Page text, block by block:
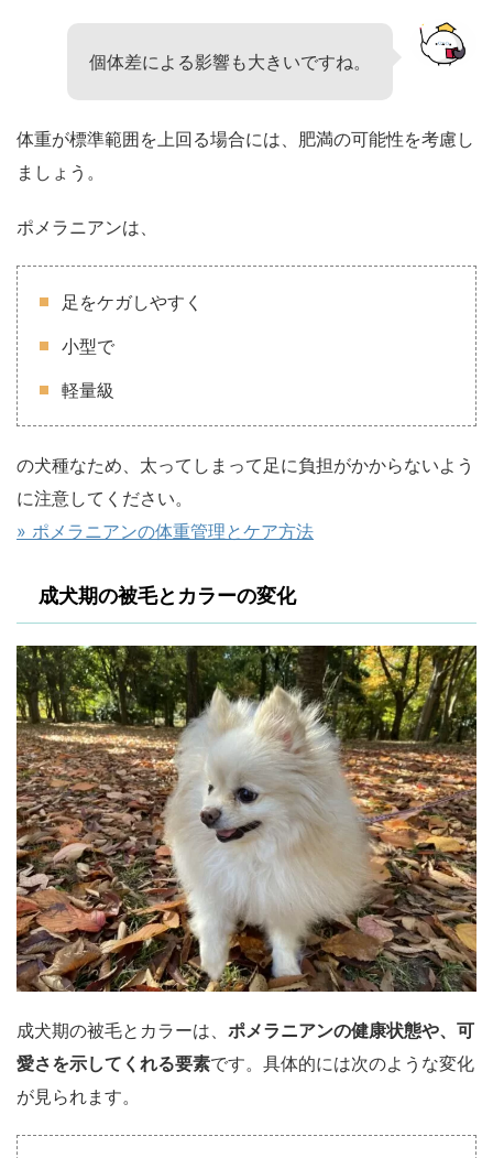
個体差による影響も大きいですね。
体重が標準範囲を上回る場合には、肥満の可能性を考慮し
ましょう。
ポメラニアンは、
足をケガしやすく
小型で
軽量級
の犬種なため、太ってしまって足に負担がかからないよう
に注意してください。
» ポメラニアンの体重管理とケア方法
成犬期の被毛とカラーの変化
成犬期の被毛とカラーは、 ポメラニアンの健康状態や、可
愛さを示してくれる要素です。具体的には次のような変化
が見られます。